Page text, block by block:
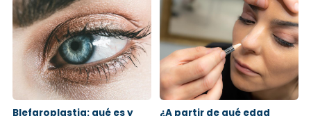
Blefaroplastia: qué es y ¿A partir de qué edad